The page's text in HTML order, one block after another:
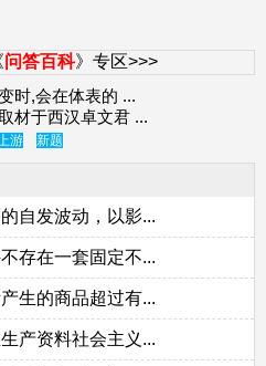
问答百科》专区>>>
时,会在体表的 ...
材于西汉卓文君 ...
游 新题
自发波动，以影...
存在一套固定不...
生的商品超过有...
产资料社会主义...